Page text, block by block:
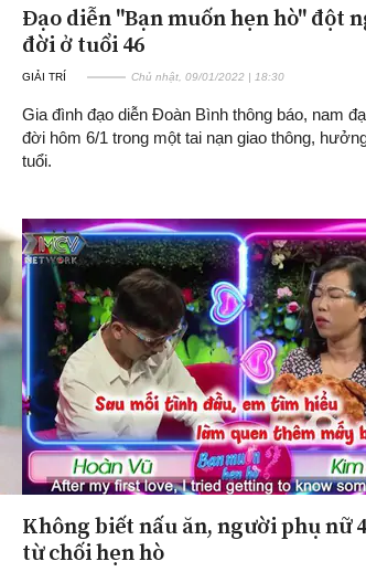
Đạo diễn "Bạn muốn hẹn hò" đột
đời ở tuổi 46
GIẢI TRÍ Chủ nhật, 09/01/2022 | 18:30
Gia đình đạo diễn Đoàn Bình thông báo, nam
đời hôm 6/1 trong một tai nạn giao thông,
tuổi.
Không biết nấu ăn, người phụ nữ
từ chối hẹn hò